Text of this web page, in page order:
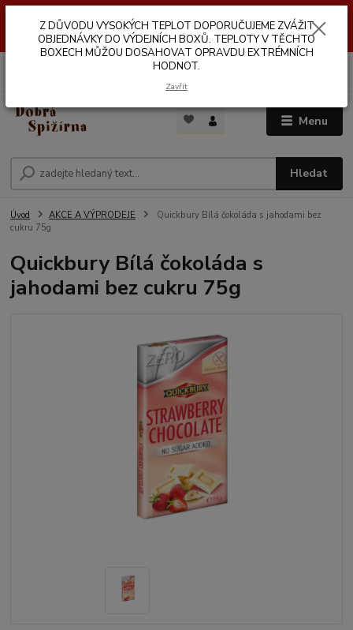
VÝDEJNÍCH BOXŮ. TEPLOTA V TĚCHTO BOXECH MŮŽE DOSAHOVAT
OPRAVDU EXTRÉMNÍCH HODNOT.
Menu
Hledat
Úvod AKCE A VÝPRODEJE
Quickbury Bílá čokoláda s jahodami bez
cukru 75g
Quickbury Bílá čokoláda s
jahodami bez cukru 75g
Z DŮVODU VYSOKÝCH TEPLOT DOPORUČUJEME ZVÁŽIT
OBJEDNÁVKY DO VÝDEJNÍCH BOXŮ. TEPLOTY V TĚCHTO
BOXECH MŮŽOU DOSAHOVAT OPRAVDU EXTRÉMNÍCH
HODNOT.
Zavřít